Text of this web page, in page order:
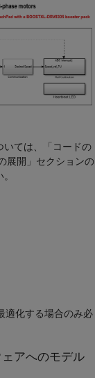
いては、「コードの
展開」セクションの
化する場合のみ必
アへのモデル